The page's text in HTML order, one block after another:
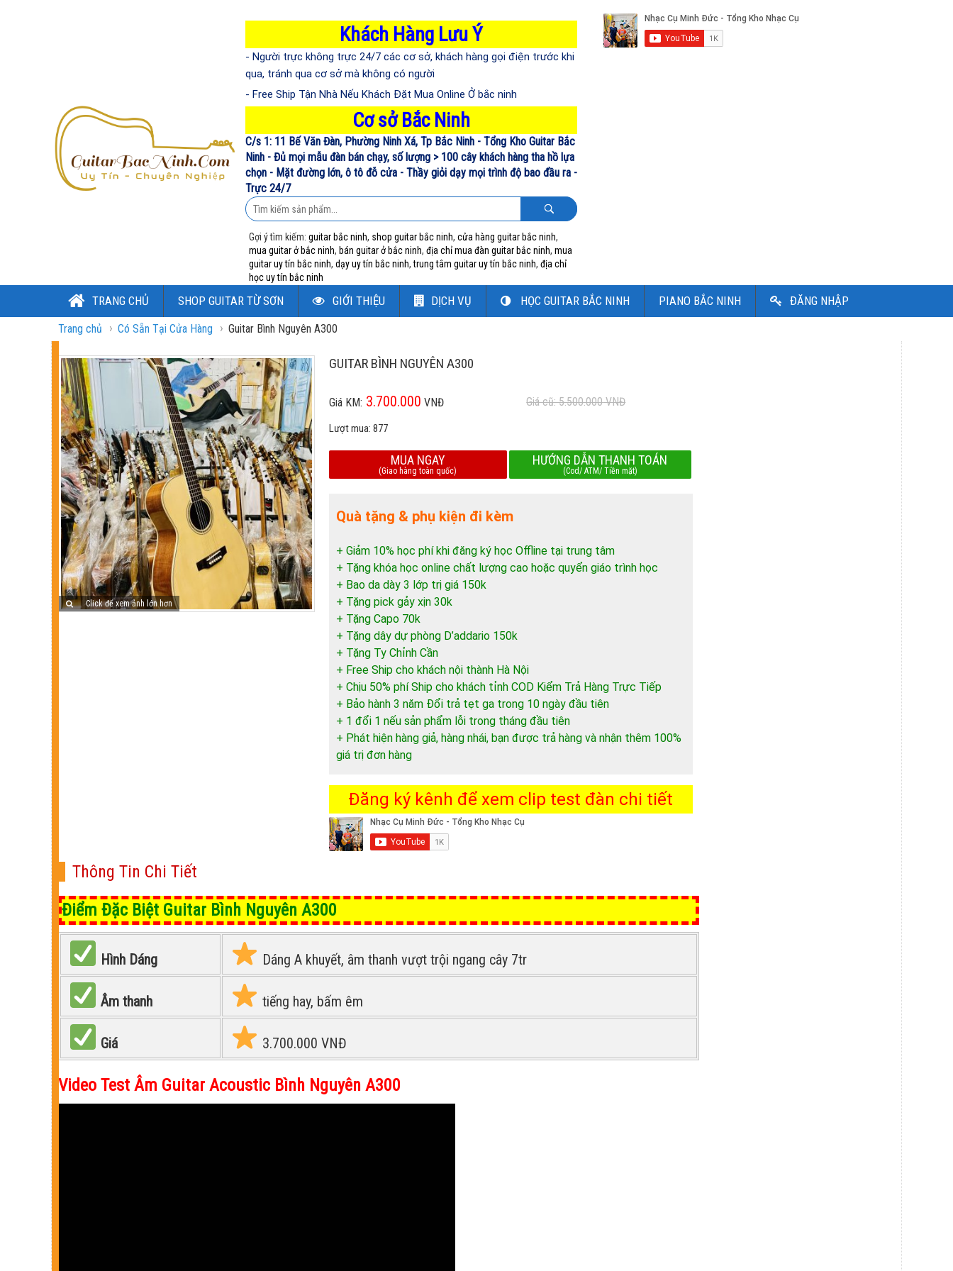
Khách Hàng Lưu Ý
- Người trực không trực 24/7 các cơ sở, khách hàng gọi điện trước khi
qua, tránh qua cơ sở mà không có người
- Free Ship Tận Nhà Nếu Khách Đặt Mua Online Ở bắc ninh
Cơ sở Bắc Ninh
C/s 1: 11 Bế Văn Đàn, Phường Ninh Xá, Tp Bắc Ninh - Tổng Kho Guitar Bắc
Ninh - Đủ mọi mẫu đàn bán chạy, số lượng > 100 cây khách hàng tha hồ lựa
chọn - Mặt đường lớn, ô tô đỗ cửa - Thầy giỏi dạy mọi trình độ bao đầu ra -
Trực 24/7
Gợi ý tìm kiếm: guitar bắc ninh, shop guitar bắc ninh, cửa hàng guitar bắc ninh,
mua guitar ở bắc ninh, bán guitar ở bắc ninh, địa chỉ mua đàn guitar bắc ninh, mua
guitar uy tín bắc ninh, dạy uy tín bắc ninh,trung tâm guitar uy tín bắc ninh, địa chỉ
học uy tín bắc ninh
TRANG CHỦ SHOP GUITAR TỪ SƠN GIỚI THIỆU DỊCH VỤ HỌC GUITAR BẮC NINH PIANO BẮC NINH ĐĂNG NHẬP
Trang chủ › Có Sẵn Tại Cửa Hàng › Guitar Bình Nguyên A300
Click để xem ảnh lớn hơn
GUITAR BÌNH NGUYÊN A300
Giá KM: 3.700.000 VNĐ Giá cũ: 5.500.000VNĐ
Lượt mua: 877
MUA NGAY
(Giao hàng toàn quốc)
HƯỚNG DẪN THANH TOÁN
(Cod/ ATM/ Tiền mặt)
Quà tặng & phụ kiện đi kèm
+ Giảm 10% học phí khi đăng ký học Offline tại trung tâm
+ Tặng khóa học online chất lượng cao hoặc quyển giáo trình học
+ Bao da dày 3 lớp trị giá 150k
+ Tặng pick gảy xịn 30k
+ Tặng Capo 70k
+ Tặng dây dự phòng D’addario 150k
+ Tặng Ty Chỉnh Cần
+ Free Ship cho khách nội thành Hà Nội
+ Chịu 50% phí Ship cho khách tỉnh COD Kiểm Trả Hàng Trực Tiếp
+ Bảo hành 3 năm Đổi trả tẹt ga trong 10 ngày đầu tiên
+ 1 đổi 1 nếu sản phẩm lỗi trong tháng đầu tiên
+ Phát hiện hàng giả, hàng nhái, bạn được trả hàng và nhận thêm 100%
giá trị đơn hàng
Đăng ký kênh để xem clip test đàn chi tiết
Thông Tin Chi Tiết
Điểm Đặc Biệt Guitar Bình Nguyên A300
Hình Dáng Dáng A khuyết, âm thanh vượt trội ngang cây 7tr
Âm thanh tiếng hay, bấm êm
Giá 3.700.000 VNĐ
Video Test Âm Guitar Acoustic Bình Nguyên A300